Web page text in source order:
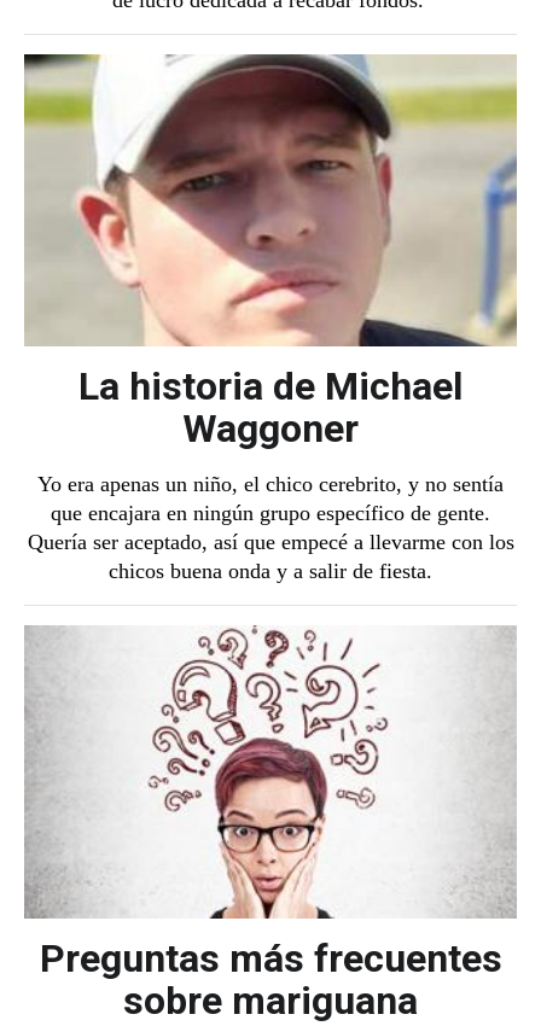
La historia de Michael
Waggoner
Yo era apenas un niño, el chico cerebrito, y no sentía
que encajara en ningún grupo específico de gente.
Quería ser aceptado, así que empecé a llevarme con los
chicos buena onda y a salir de fiesta.
Preguntas más frecuentes
sobre mariguana